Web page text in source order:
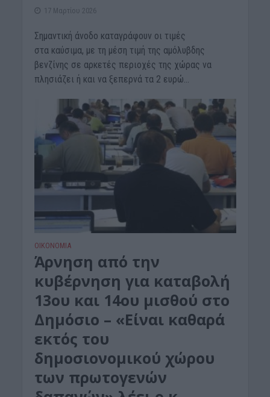
17 Μαρτίου 2026
Σημαντική άνοδο καταγράφουν οι τιμές
στα καύσιμα, με τη μέση τιμή της αμόλυβδης
βενζίνης σε αρκετές περιοχές της χώρας να
πλησιάζει ή και να ξεπερνά τα 2 ευρώ...
ΟΙΚΟΝΟΜΙΑ
Άρνηση από την
κυβέρνηση για καταβολή
13ου και 14ου μισθού στο
Δημόσιο – «Είναι καθαρά
εκτός του
δημοσιονομικού χώρου
των πρωτογενών